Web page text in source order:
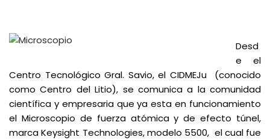
Desd
e el
Centro Tecnológico Gral. Savio, el CIDMEJu (conocido
como Centro del Litio), se comunica a la comunidad
científica y empresaria que ya esta en funcionamiento
el Microscopio de fuerza atómica y de efecto túnel,
marca Keysight Technologies, modelo 5500, el cual fue